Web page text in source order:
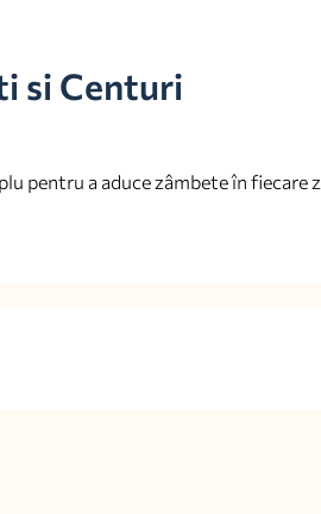
si Centuri
pentru a aduce zâmbete în fiecare